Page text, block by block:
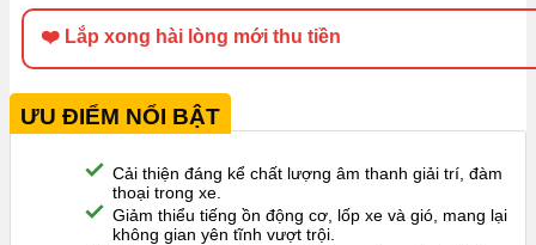
❤️ Lắp xong hài lòng mới thu tiền
ƯU ĐIỂM NỔI BẬT
Cải thiện đáng kể chất lượng âm thanh giải trí, đàm
thoại trong xe.
Giảm thiểu tiếng ồn động cơ, lốp xe và gió, mang lại
không gian yên tĩnh vượt trội.